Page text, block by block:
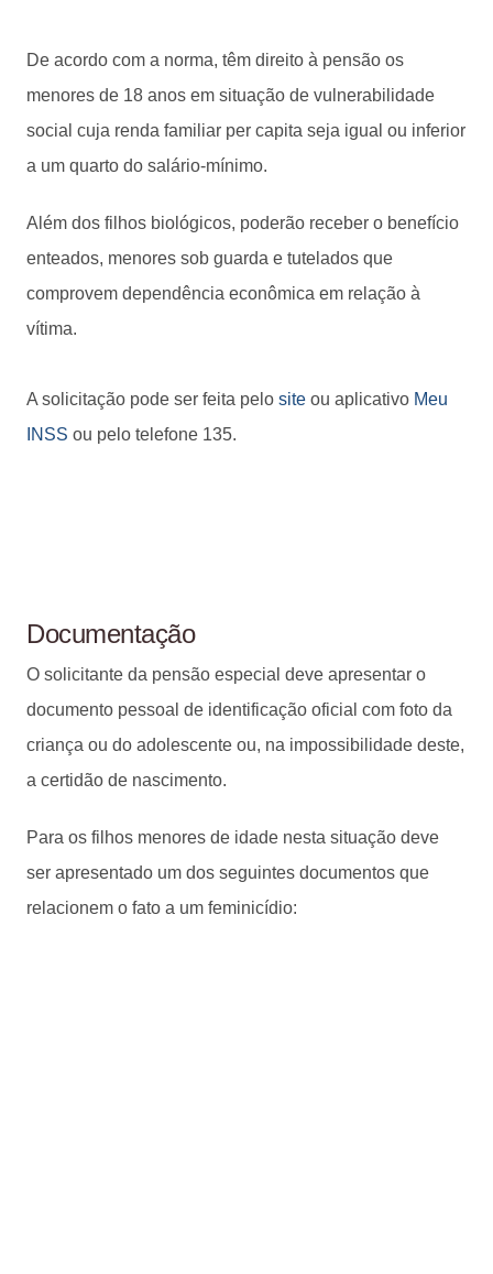
De acordo com a norma, têm direito à pensão os
menores de 18 anos em situação de vulnerabilidade
social cuja renda familiar per capita seja igual ou inferior
a um quarto do salário-mínimo.
Além dos filhos biológicos, poderão receber o benefício
enteados, menores sob guarda e tutelados que
comprovem dependência econômica em relação à
vítima.
A solicitação pode ser feita pelo site ou aplicativo Meu
INSS ou pelo telefone 135.
Documentação
O solicitante da pensão especial deve apresentar o
documento pessoal de identificação oficial com foto da
criança ou do adolescente ou, na impossibilidade deste,
a certidão de nascimento.
Para os filhos menores de idade nesta situação deve
ser apresentado um dos seguintes documentos que
relacionem o fato a um feminicídio: